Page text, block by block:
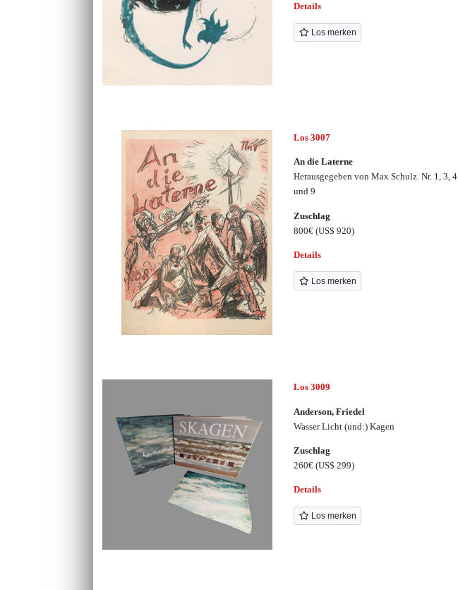
Details
Los merken
Los 3007
An die Laterne
Herausgegeben von Max Schulz. Nr. 1, 3, 4
und 9
Zuschlag
800€(US$ 920)
Details
Los merken
Los 3009
Anderson, Friedel
Wasser Licht (und:) Kagen
Zuschlag
260€(US$ 299)
Details
Los merken